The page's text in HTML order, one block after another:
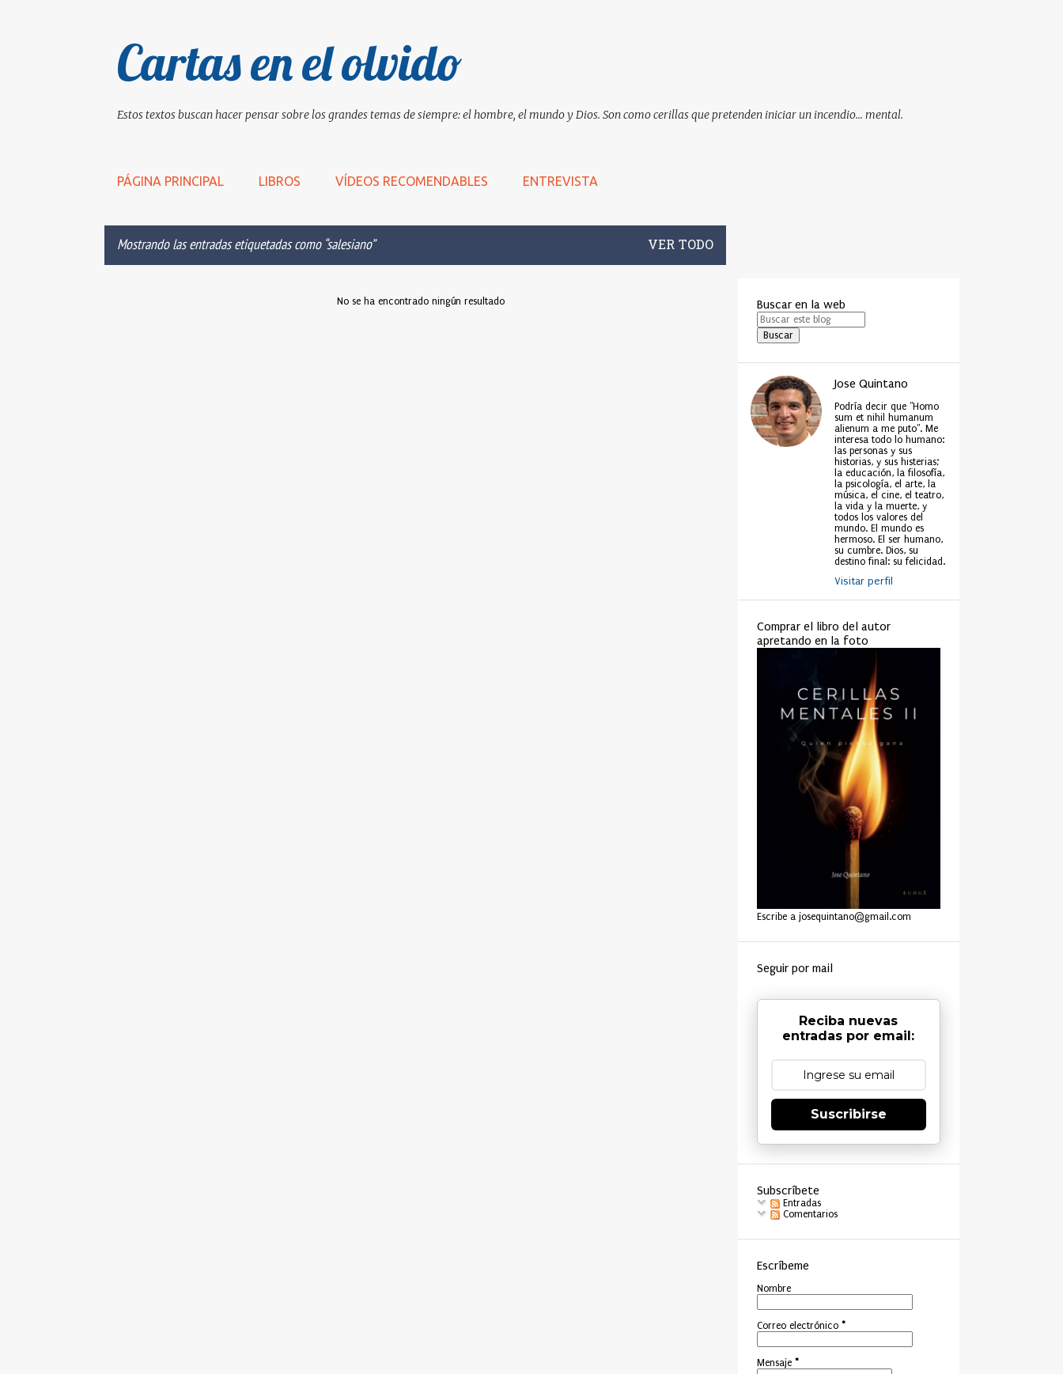
Cartas en el olvido
Estos textos buscan hacer pensar sobre los grandes temas de siempre: el hombre, el mundo y Dios. Son como cerillas que pretenden iniciar un incendio... mental.
PÁGINA PRINCIPAL LIBROS VÍDEOS RECOMENDABLES ENTREVISTA
Mostrando las entradas etiquetadas como salesiano VER TODO
No se ha encontrado ningún resultado Buscar en la web
Jose Quintano
Podría decir que "Homo
sum et nihil humanum
alienum a me puto". Me
interesa todo lo humano:
las personas y sus
historias, y sus histerias;
la educación, la filosofía,
la psicología, el arte, la
música, el cine, el teatro,
la vida y la muerte, y
todos los valores del
mundo. El mundo es
hermoso. El ser humano,
su cumbre. Dios, su
destino final: su felicidad.
Visitar perfil
Comprar el libro del autor
apretando en la foto
Escribe a josequintano@gmail.com
Seguir por mail
Reciba nuevas
entradas por email:
Suscribirse
Subscríbete
Entradas
Comentarios
Escríbeme
Nombre
Correo electrónico *
Mensaje *